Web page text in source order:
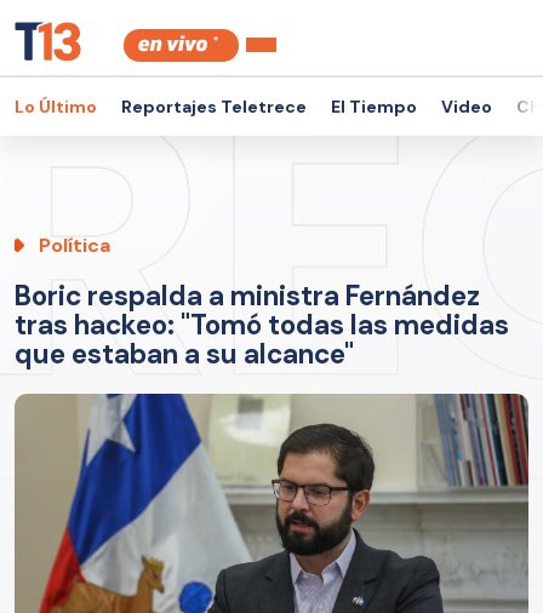
Lo Último Reportajes Teletrece El Tiempo Video
Política
Boric respalda a ministra Fernández
tras hackeo: "Tomó todas las medidas
que estaban a su alcance"